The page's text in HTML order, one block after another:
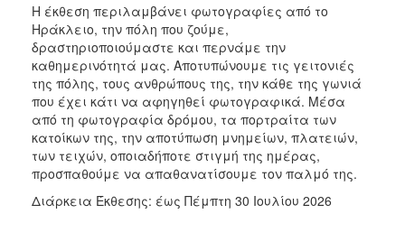
Η έκθεση περιλαμβάνει φωτογραφίες από το
Ηράκλειο, την πόλη που ζούμε,
δραστηριοποιούμαστε και περνάμε την
καθημερινότητά μας. Αποτυπώνουμε τις γειτονιές
της πόλης, τους ανθρώπους της, την κάθε της γωνιά
που έχει κάτι να αφηγηθεί φωτογραφικά. Μέσα
από τη φωτογραφία δρόμου, τα πορτραίτα των
κατοίκων της, την αποτύπωση μνημείων, πλατειών,
των τειχών, οποιαδήποτε στιγμή της ημέρας,
προσπαθούμε να απαθανατίσουμε τον παλμό της.
Διάρκεια Έκθεσης: έως Πέμπτη 30 Ιουλίου 2026